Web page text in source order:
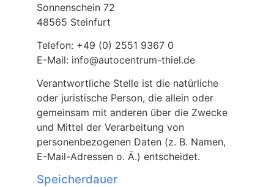
Sonnenschein 72
48565 Steinfurt
Telefon: +49 (0) 2551 9367 0
E-Mail: info@autocentrum-thiel.de
Verantwortliche Stelle ist die natürliche
oder juristische Person, die allein oder
gemeinsam mit anderen über die Zwecke
und Mittel der Verarbeitung von
personenbezogenen Daten (z. B. Namen,
E-Mail-Adressen o. Ä.) entscheidet.
Speicherdauer